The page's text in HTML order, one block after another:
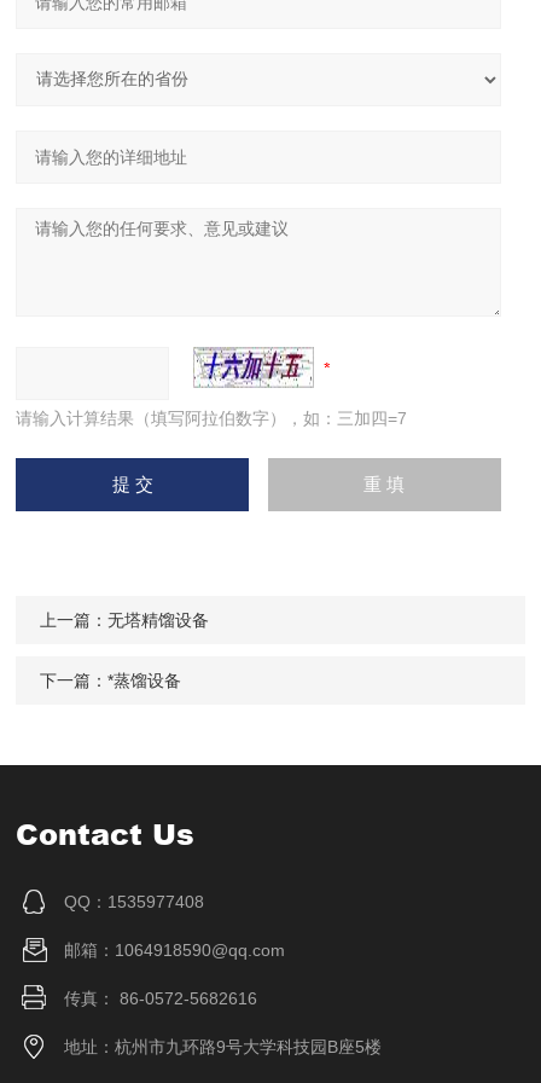
请输入计算结果（填写阿拉伯数字），如：三加四=7
上一篇：无塔精馏设备
下一篇：*蒸馏设备
Contact Us
QQ：1535977408
邮箱：1064918590@qq.com
传真： 86-0572-5682616
地址：杭州市九环路9号大学科技园B座5楼